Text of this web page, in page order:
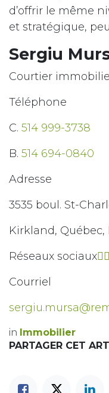
d’offrir le même
et stratégique,
Sergiu
Courtier
Téléphone
C. 514 999-3738
B. 514 694-0840
Adresse
3535 boul. St-
Kirkland, Québec,
Réseaux sociaux
Courriel
in Immobilier
PARTAGER CET